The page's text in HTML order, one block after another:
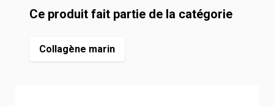
Ce produit fait partie de la catégorie
Collagène marin